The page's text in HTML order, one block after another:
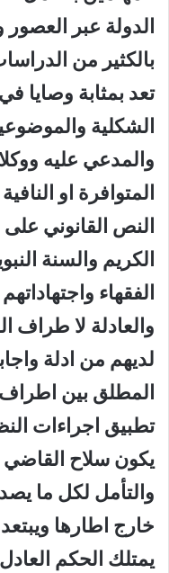
الدولة عبر العصور
بالكثير من
تعد بمثابة وصايا
الشكلية
والمدعي عليه
المتوافرة او
النص القانوني
الكريم والسنة
الفقهاء
والعادلة لا
لديهم من ادلة
المطلق بين
تطبيق اجراءات
يكون سلاح القاضي
والتأمل لكل ما
خارج اطارها
يمتلك الحكم